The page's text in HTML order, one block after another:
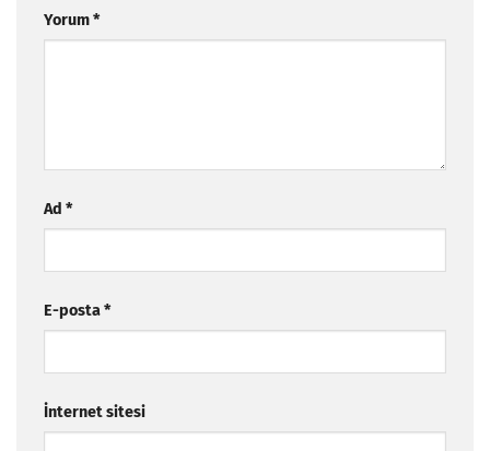
Yorum*
Ad *
E-posta*
İnternet sitesi